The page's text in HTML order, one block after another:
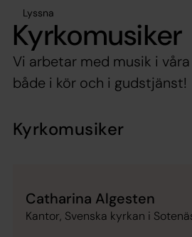
Lyssna
Kyrkomusiker
Vi arbetar med musik i
både i kör och i gudstjänst!
Kyrkomusiker
Catharina Algesten
Kantor, Svenska kyrkan i